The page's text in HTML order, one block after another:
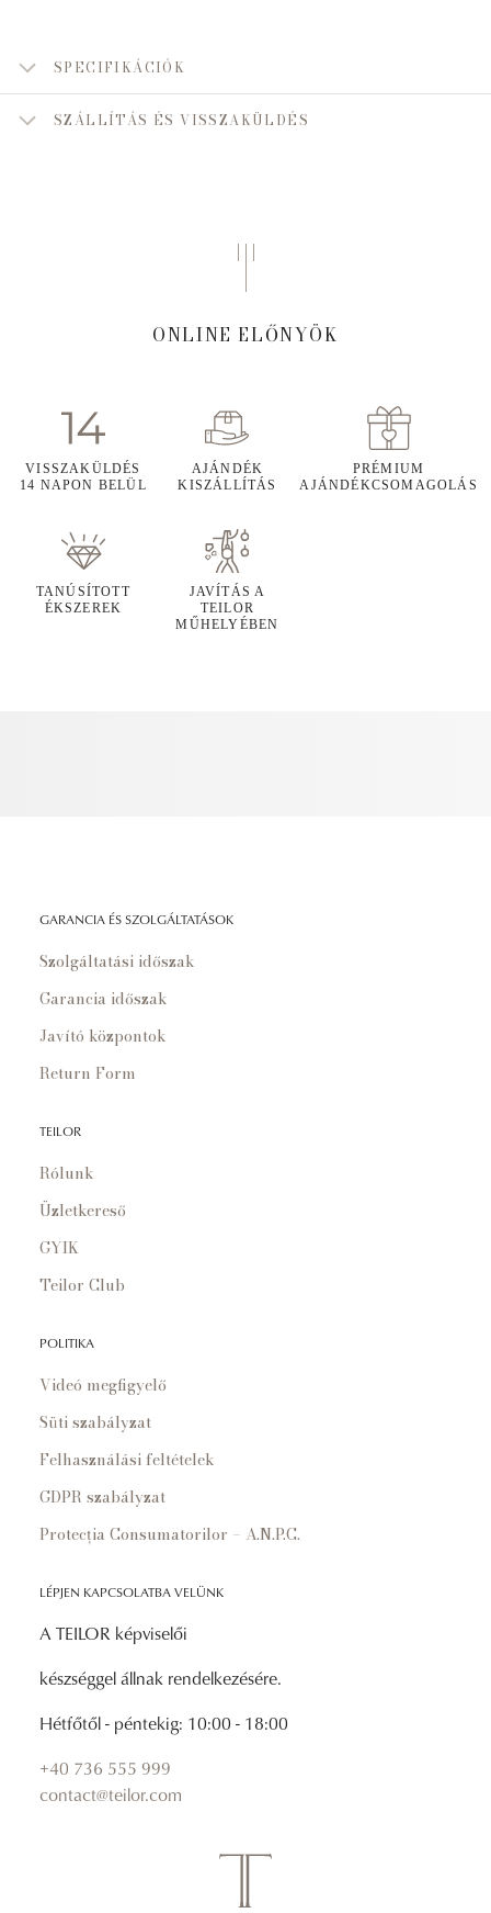
SPECIFIKÁCIÓK
SZÁLLÍTÁS ÉS VISSZAKÜLDÉS
ONLINE ELŐNYÖK
VISSZAKÜLDÉS
14 NAPON BELÜL
AJÁNDÉK
KISZÁLLÍTÁS
PRÉMIUM
AJÁNDÉKCSOMAGOLÁS
TANÚSÍTOTT
ÉKSZEREK
JAVÍTÁS A
TEILOR
MŰHELYÉBEN
GARANCIA ÉS SZOLGÁLTATÁSOK
Szolgáltatási időszak
Garancia időszak
Javító központok
Return Form
TEILOR
Rólunk
Üzletkereső
GYIK
Teilor Club
POLITIKA
Videó megfigyelő
Süti szabályzat
Felhasználási feltételek
GDPR szabályzat
Protecția Consumatorilor – A.N.P.C.
LÉPJEN KAPCSOLATBA VELÜNK
A TEILOR képviselői
készséggel állnak rendelkezésére.
Hétfőtől - péntekig: 10:00 - 18:00
+40 736 555 999
contact@teilor.com